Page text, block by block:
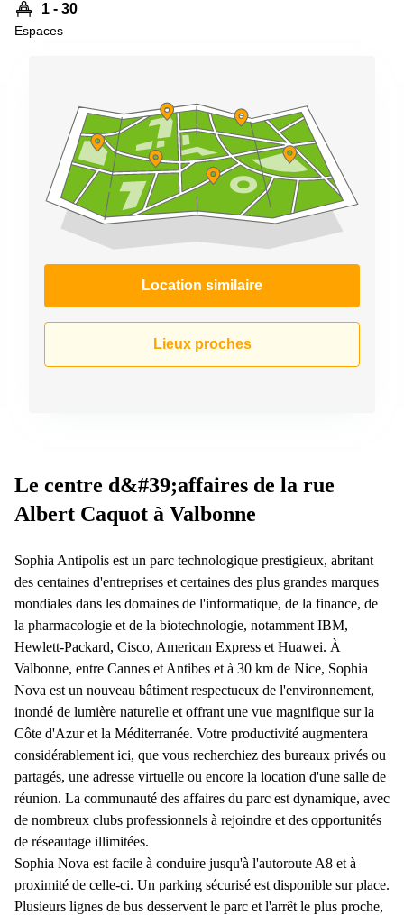
1 - 30
Espaces
Location similaire
Lieux proches
Le centre d&#39;affaires de la rue
Albert Caquot à Valbonne
Sophia Antipolis est un parc technologique prestigieux, abritant
des centaines d'entreprises et certaines des plus grandes marques
mondiales dans les domaines de l'informatique, de la finance, de
la pharmacologie et de la biotechnologie, notamment IBM,
Hewlett-Packard, Cisco, American Express et Huawei. À
Valbonne, entre Cannes et Antibes et à 30 km de Nice, Sophia
Nova est un nouveau bâtiment respectueux de l'environnement,
inondé de lumière naturelle et offrant une vue magnifique sur la
Côte d'Azur et la Méditerranée. Votre productivité augmentera
considérablement ici, que vous recherchiez des bureaux privés ou
partagés, une adresse virtuelle ou encore la location d'une salle de
réunion. La communauté des affaires du parc est dynamique, avec
de nombreux clubs professionnels à rejoindre et des opportunités
de réseautage illimitées.
Sophia Nova est facile à conduire jusqu'à l'autoroute A8 et à
proximité de celle-ci. Un parking sécurisé est disponible sur place.
Plusieurs lignes de bus desservent le parc et l'arrêt le plus proche,